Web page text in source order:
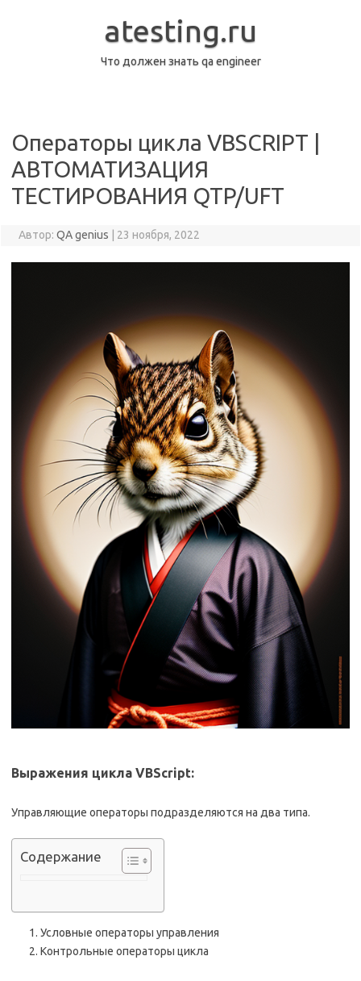
atesting.ru
Что должен знать qa engineer
Операторы цикла VBSCRIPT |
АВТОМАТИЗАЦИЯ
ТЕСТИРОВАНИЯ QTP/UFT
Автор: QA genius 23 ноября, 2022
Выражения цикла VBScript:
Управляющие операторы подразделяются на два типа.
Содержание
Условные операторы управления
Контрольные операторы цикла